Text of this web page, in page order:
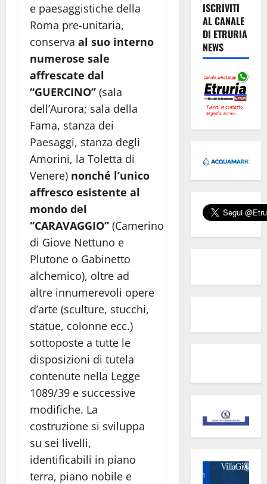
e paesaggistiche della
Roma pre-unitaria,
conserva al suo interno
numerose sale
affrescate dal
“GUERCINO” (sala
dell’Aurora; sala della
Fama, stanza dei
Paesaggi, stanza degli
Amorini, la Toletta di
Venere) nonché l’unico
affresco esistente al
mondo del
“CARAVAGGIO” (Camerino
di Giove Nettuno e
Plutone o Gabinetto
alchemico), oltre ad
altre innumerevoli opere
d’arte (sculture, stucchi,
statue, colonne ecc.)
sottoposte a tutte le
disposizioni di tutela
contenute nella Legge
1089/39 e successive
modifiche. La
costruzione si sviluppa
su sei livelli,
identificabili in piano
terra, piano nobile e
ISCRIVITI
AL CANALE
DI ETRURIA
NEWS